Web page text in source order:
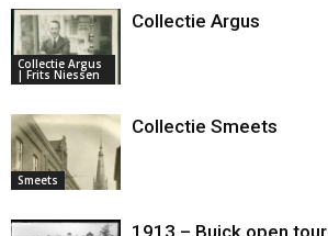
Collectie Argus
| Frits Niessen
Collectie Argus
Smeets
Collectie Smeets
1913 – Buick open